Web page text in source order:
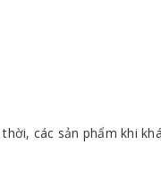
các sản phẩm khi